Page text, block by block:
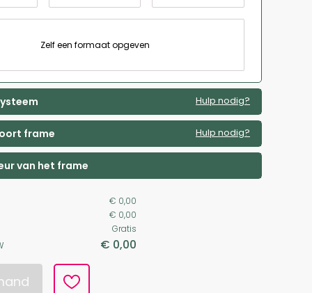
Zelf een formaat opgeven
Hulp nodig?
frame Hulp nodig?
van het frame
€ 0,00
€ 0,00
Gratis
€ 0,00